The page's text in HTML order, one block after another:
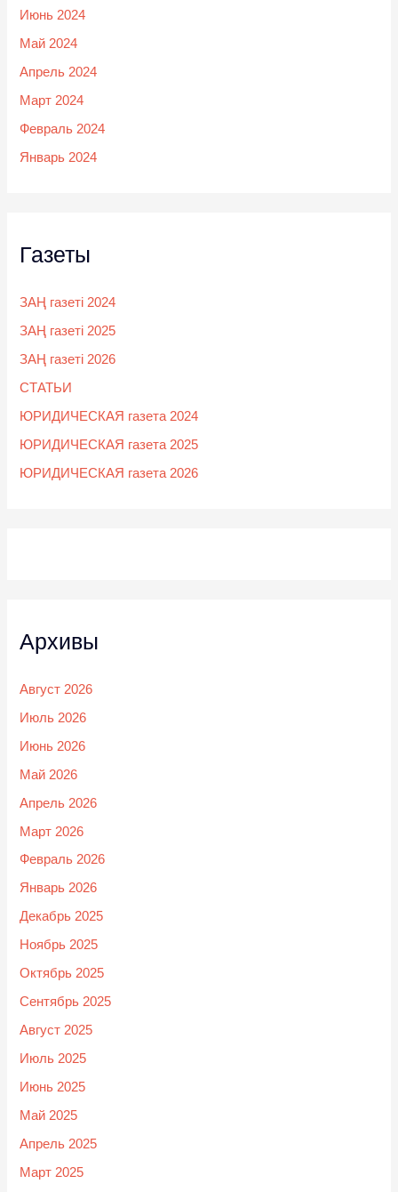
Июнь 2024
Май 2024
Апрель 2024
Март 2024
Февраль 2024
Январь 2024
Газеты
ЗАҢ газеті 2024
ЗАҢ газеті 2025
ЗАҢ газеті 2026
СТАТЬИ
ЮРИДИЧЕСКАЯ газета 2024
ЮРИДИЧЕСКАЯ газета 2025
ЮРИДИЧЕСКАЯ газета 2026
Архивы
Август 2026
Июль 2026
Июнь 2026
Май 2026
Апрель 2026
Март 2026
Февраль 2026
Январь 2026
Декабрь 2025
Ноябрь 2025
Октябрь 2025
Сентябрь 2025
Август 2025
Июль 2025
Июнь 2025
Май 2025
Апрель 2025
Март 2025